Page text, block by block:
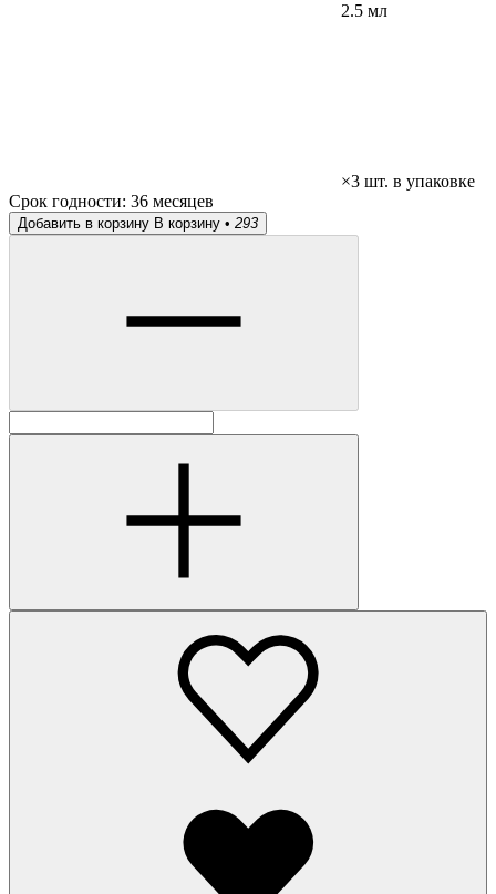
2.5 мл
×3 шт. в упаковке
Срок годности: 36 месяцев
Добавить в корзину В корзину • 293